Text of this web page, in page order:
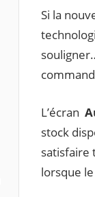
Si la
L’écran
stock
satisfaire
lorsque